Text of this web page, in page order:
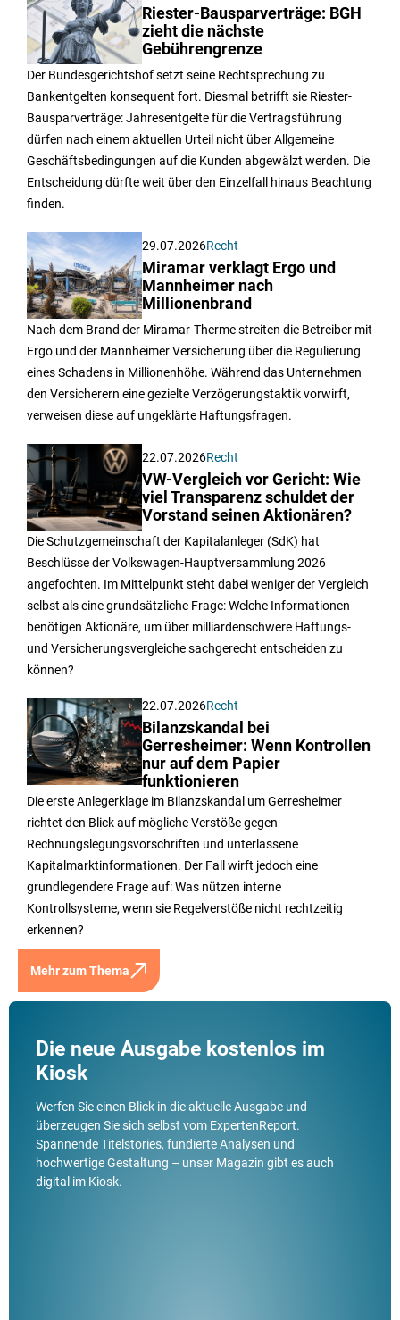
Riester-Bausparverträge: BGH
zieht die nächste
Gebührengrenze
Der Bundesgerichtshof setzt seine Rechtsprechung zu
Bankentgelten konsequent fort. Diesmal betrifft sie Riester-
Bausparverträge: Jahresentgelte für die Vertragsführung
dürfen nach einem aktuellen Urteil nicht über Allgemeine
Geschäftsbedingungen auf die Kunden abgewälzt werden. Die
Entscheidung dürfte weit über den Einzelfall hinaus Beachtung
finden.
29.07.2026Recht
Miramar verklagt Ergo und
Mannheimer nach
Millionenbrand
Nach dem Brand der Miramar-Therme streiten die Betreiber mit
Ergo und der Mannheimer Versicherung über die Regulierung
eines Schadens in Millionenhöhe. Während das Unternehmen
den Versicherern eine gezielte Verzögerungstaktik vorwirft,
verweisen diese auf ungeklärte Haftungsfragen.
22.07.2026Recht
VW-Vergleich vor Gericht: Wie
viel Transparenz schuldet der
Vorstand seinen Aktionären?
Die Schutzgemeinschaft der Kapitalanleger (SdK) hat
Beschlüsse der Volkswagen-Hauptversammlung 2026
angefochten. Im Mittelpunkt steht dabei weniger der Vergleich
selbst als eine grundsätzliche Frage: Welche Informationen
benötigen Aktionäre, um über milliardenschwere Haftungs-
und Versicherungsvergleiche sachgerecht entscheiden zu
können?
22.07.2026Recht
Bilanzskandal bei
Gerresheimer: Wenn Kontrollen
nur auf dem Papier
funktionieren
Die erste Anlegerklage im Bilanzskandal um Gerresheimer
richtet den Blick auf mögliche Verstöße gegen
Rechnungslegungsvorschriften und unterlassene
Kapitalmarktinformationen. Der Fall wirft jedoch eine
grundlegendere Frage auf: Was nützen interne
Kontrollsysteme, wenn sie Regelverstöße nicht rechtzeitig
erkennen?
Mehr zum Thema
Die neue Ausgabe kostenlos im
Kiosk
Werfen Sie einen Blick in die aktuelle Ausgabe und
überzeugen Sie sich selbst vom ExpertenReport.
Spannende Titelstories, fundierte Analysen und
hochwertige Gestaltung – unser Magazin gibt es auch
digital im Kiosk.